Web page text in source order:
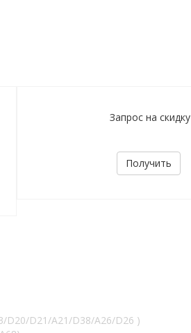
Запрос на скидку
Получить
D20/D21/A21/D38/A26/D26 )